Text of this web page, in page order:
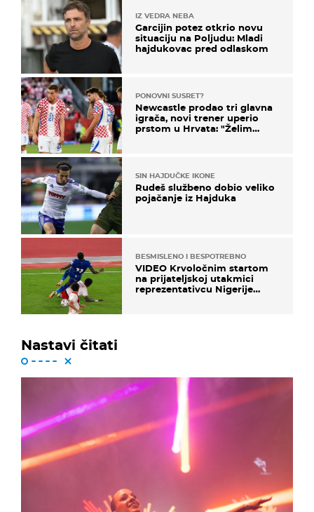
IZ VEDRA NEBA
Garcijin potez otkrio novu
situaciju na Poljudu: Mladi
hajdukovac pred odlaskom
PONOVNI SUSRET?
Newcastle prodao tri glavna
igrača, novi trener uperio
prstom u Hrvata: "Želim
SIN HAJDUČKE IKONE
Rudeš službeno dobio veliko
pojačanje iz Hajduka
BESMISLENO I BESPOTREBNO
VIDEO Krvoločnim startom
na prijateljskoj utakmici
reprezentativcu Nigerije
Nastavi čitati